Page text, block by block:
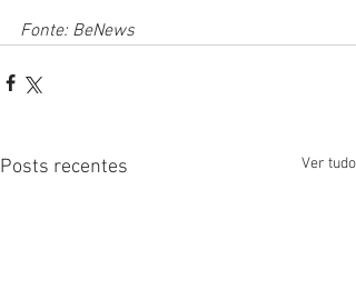
Fonte: BeNews
Posts recentes Ver tudo